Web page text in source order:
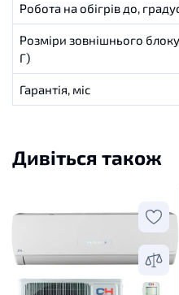
Робота на обігрів до,
Розміри зовнішнього
Г)
Гарантія, міс
Дивіться також